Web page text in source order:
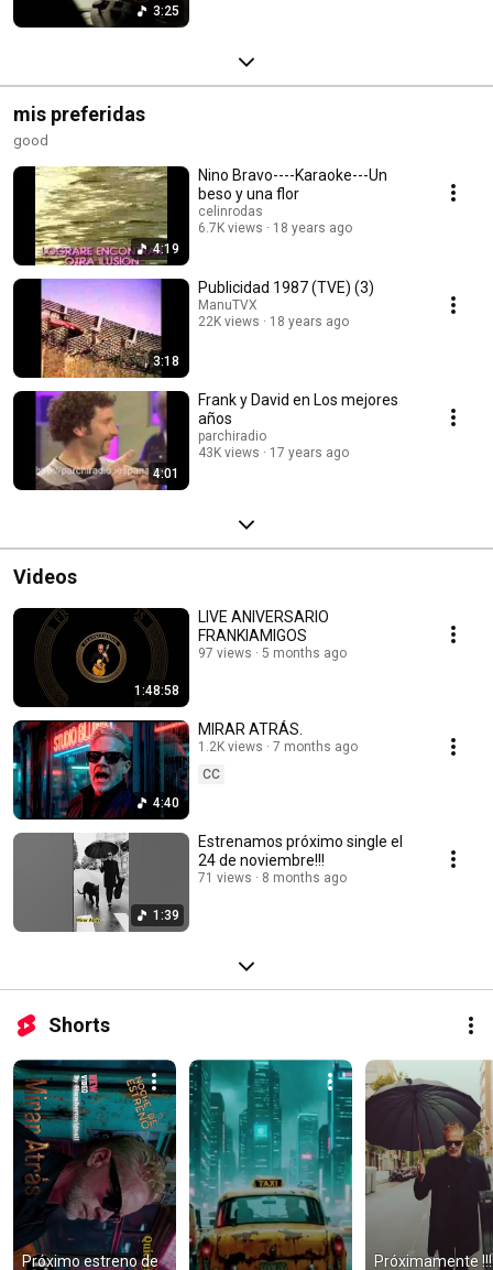
3:25
mis preferidas
good
4:19
Nino Bravo----Karaoke---Un
beso y una flor
celinrodas
6.7K views
18 years ago
3:18
Publicidad 1987 (TVE) (3)
ManuTVX
22K views
18 years ago
4:01
Frank y David en Los mejores
años
parchiradio
43K views
17 years ago
Videos
1:48:58
LIVE ANIVERSARIO
FRANKIAMIGOS
97 views 5 months ago
4:40
MIRAR ATRÁS.
1.2K views
7 months ago
CC
1:39
Estrenamos próximo single el
24 de noviembre!!!
71 views 8 months ago
Shorts
Próximo estreno de Próximamente